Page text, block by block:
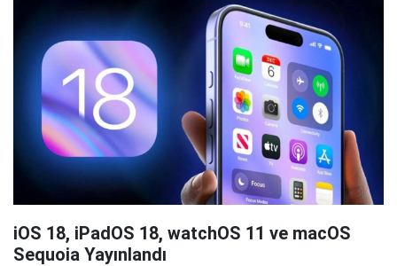
iOS 18, iPadOS 18, watchOS 11 ve macOS
Sequoia Yayınlandı